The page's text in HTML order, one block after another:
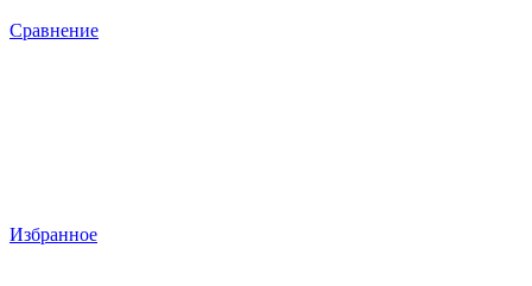
Сравнение
Избранное